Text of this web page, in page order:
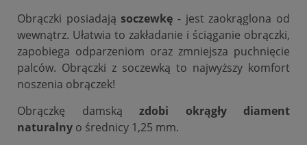
Obrączki posiadająsoczewkę- jest zaokrąglona od
wewnątrz. Ułatwia to zakładanie i ściąganie obrączki,
zapobiega odparzeniom oraz zmniejsza puchnięcie
palców. Obrączki z soczewką to najwyższy komfort
noszenia obrączek!
Obrączkę damską zdobi okrągły diament
naturalny o średnicy 1,25 mm.